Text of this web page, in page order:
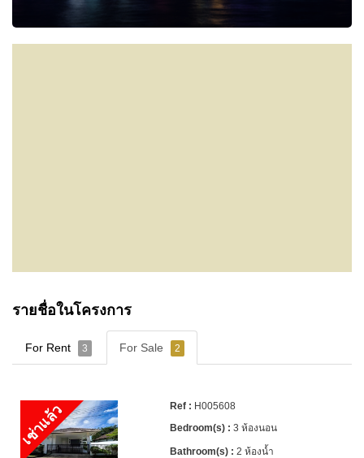
รายชื่อในโครงการ
For Rent 3 For Sale 2
เช่าแล้ว
H005608
3 ห้องนอน
2 ห้องน้ำ